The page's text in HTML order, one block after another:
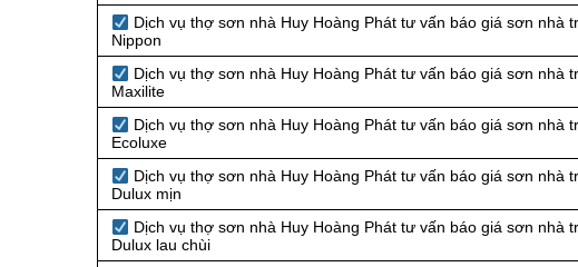
Dịch vụ thợ sơn nhà Huy Hoàng Phát tư vấn báo giá sơn nhà
Nippon
Dịch vụ thợ sơn nhà Huy Hoàng Phát tư vấn báo giá sơn nhà
Maxilite
Dịch vụ thợ sơn nhà Huy Hoàng Phát tư vấn báo giá sơn nhà
Ecoluxe
Dịch vụ thợ sơn nhà Huy Hoàng Phát tư vấn báo giá sơn nhà
Dulux mịn
Dịch vụ thợ sơn nhà Huy Hoàng Phát tư vấn báo giá sơn nhà
Dulux lau chùi